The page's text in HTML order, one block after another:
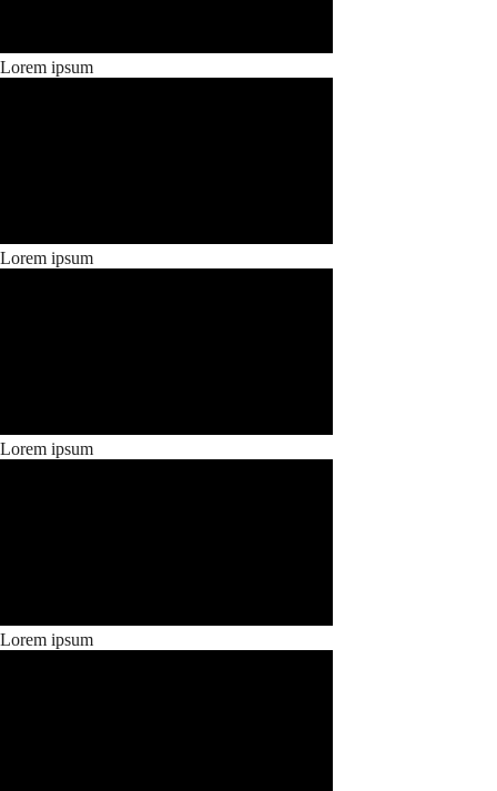
Lorem ipsum
Lorem ipsum
Lorem ipsum
Lorem ipsum